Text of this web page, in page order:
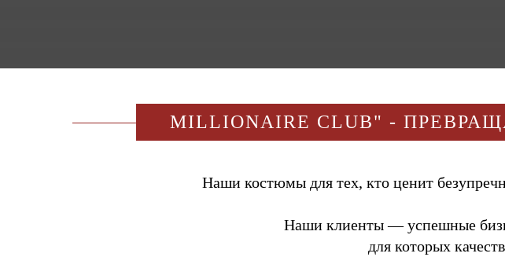
MILLIONAIRE CLUB" -
Наши костюмы для тех, кто ценит
Наши клиенты — успешные
для которых